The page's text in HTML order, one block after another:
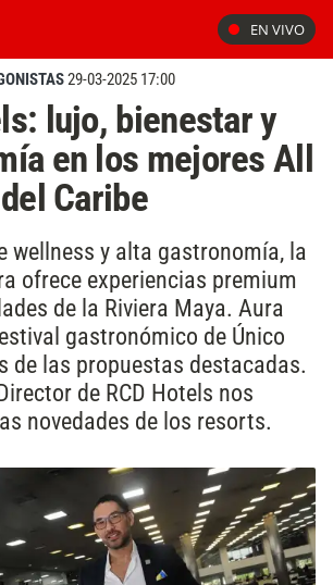
EN VIVO
29-03-2025 17:00
lujo, bienestar y
en los mejores All
Caribe
wellness y alta gastronomía, la
ofrece experiencias premium
de la Riviera Maya. Aura
gastronómico de Único
de las propuestas destacadas.
de RCD Hotels nos
novedades de los resorts.